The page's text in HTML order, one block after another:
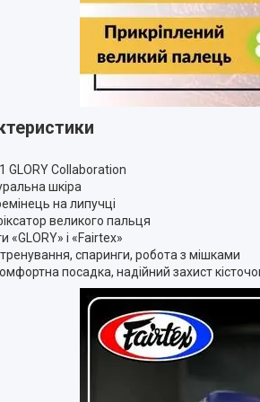
GLORY Collaboration
шкіра
на липучці
великого пальця
«GLORY» і «Fairtex»
спаринги, робота з мішками
посадка, надійний захист